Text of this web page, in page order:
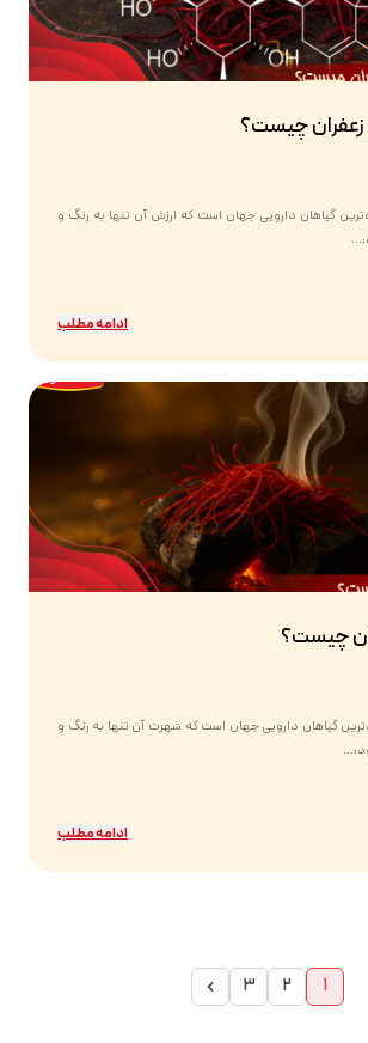
زعفران چیست؟
گیاهان دارویی جهان است که ارزش آن تنها به رنگ و
ادامه مطلب
چیست؟
گیاهان دارویی جهان است که شهرت آن تنها به رنگ و
ادامه مطلب
1
2
3